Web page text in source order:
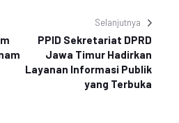
Selanjutnya
PPID Sekretariat DPRD
Jawa Timur Hadirkan
Layanan Informasi Publik
yang Terbuka